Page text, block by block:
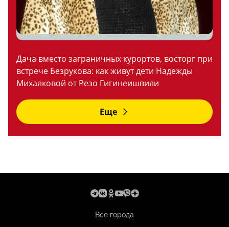
Дача вместо заграничных курортов, восторг при
встрече Безрукова: как живут дети Надежды
Михалковой от Резо Гигинеишвили
Еще
Все города